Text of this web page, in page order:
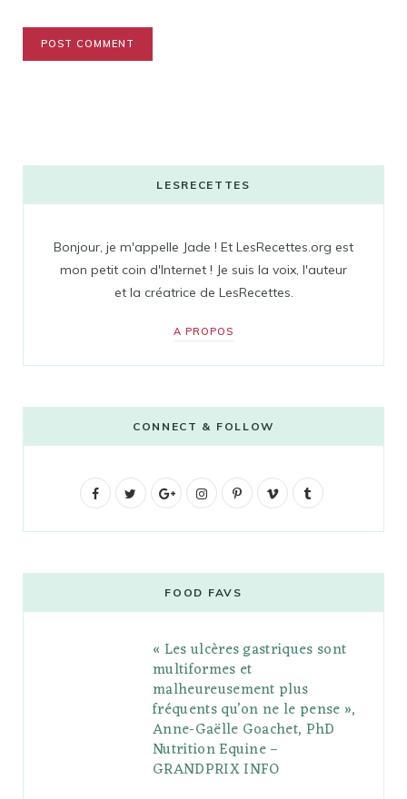
LESRECETTES
Bonjour, je m'appelle Jade ! Et LesRecettes.org est
mon petit coin d'Internet ! Je suis la voix, l'auteur
et la créatrice de LesRecettes.
A PROPOS
CONNECT & FOLLOW
F
b
t
G
g
l
e
P
l
s
I
t
a
g
r
a
m
P
e
r
e
s
V
o
l
r
FOOD FAVS
« Les ulcères gastriques sont
multiformes et
malheureusement plus
fréquents qu’on ne le pense »,
Anne-Gaëlle Goachet, PhD
Nutrition Equine –
GRANDPRIX INFO